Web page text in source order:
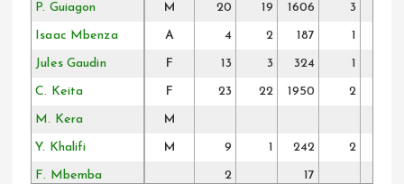
P. Guiagon M 20 19 1606 3
Isaac Mbenza A 4 2 187 1
Jules Gaudin F 13 3 324 1
C. Keita F 23 22 1950 2
M. Kera M
Y. Khalifi M 9 1 242 2
F. Mbemba 2 17